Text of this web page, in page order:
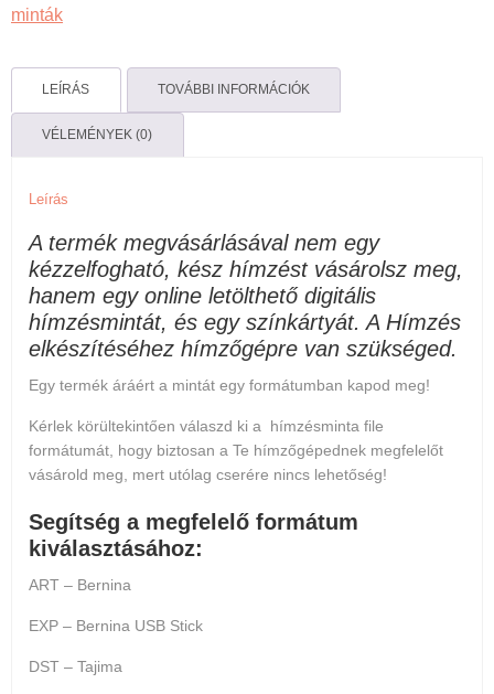
-
madár
mennyiség
minták
LEÍRÁS TOVÁBBI INFORMÁCIÓK
VÉLEMÉNYEK (0)
Leírás
A termék megvásárlásával nem egy
kézzelfogható, kész hímzést vásárolsz meg,
hanem egy online letölthető digitális
hímzésmintát, és egy színkártyát. A Hímzés
elkészítéséhez hímzőgépre van szükséged.
Egy termék áráért a mintát egy formátumban kapod meg!
Kérlek körültekintően válaszd ki a hímzésminta file
formátumát, hogy biztosan a Te hímzőgépednek megfelelőt
vásárold meg, mert utólag cserére nincs lehetőség!
Segítség a megfelelő formátum
kiválasztásához:
ART – Bernina
EXP – Bernina USB Stick
DST – Tajima